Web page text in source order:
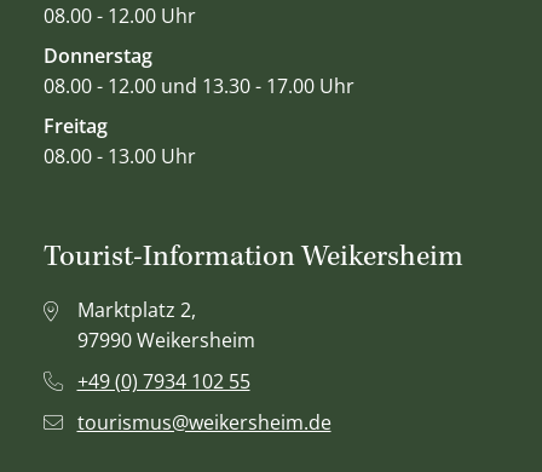
08.00 - 12.00 Uhr
Donnerstag
08.00 - 12.00 und 13.30 - 17.00 Uhr
Freitag
08.00 - 13.00 Uhr
Tourist-Information Weikersheim
Marktplatz 2,
97990 Weikersheim
+49 (0) 7934 102 55
tourismus@weikersheim.de